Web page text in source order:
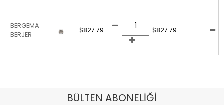
BERGEMA
BERJER
$827.79 $827.79
BÜLTEN ABONELİĞİ